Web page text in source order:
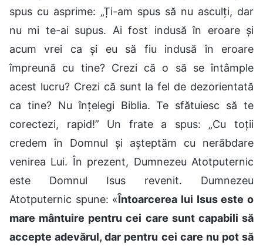
spus cu asprime: „Ți-am spus să nu asculți, dar
nu mi te-ai supus. Ai fost indusă în eroare și
acum vrei ca și eu să fiu indusă în eroare
împreună cu tine? Crezi că o să se întâmple
acest lucru? Crezi că sunt la fel de dezorientată
ca tine? Nu înțelegi Biblia. Te sfătuiesc să te
corectezi, rapid!” Un frate a spus: „Cu toții
credem în Domnul și așteptăm cu nerăbdare
venirea Lui. În prezent, Dumnezeu Atotputernic
este Domnul Isus revenit. Dumnezeu
Atotputernic spune: «Întoarcerea lui Isus este o
mare mântuire pentru cei care sunt capabili să
accepte adevărul, dar pentru cei care nu pot să